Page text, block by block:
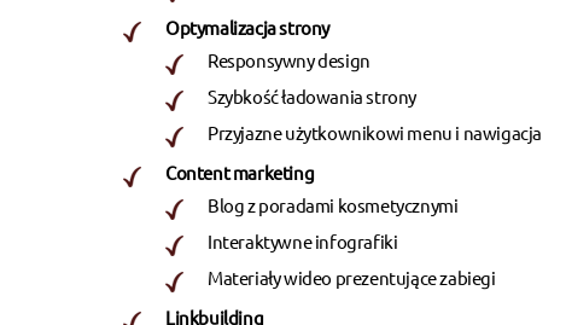
Optymalizacja strony
Responsywny design
Szybkość ładowania strony
Przyjazne użytkownikowi menu i nawigacja
Content marketing
Blog z poradami kosmetycznymi
Interaktywne infografiki
Materiały wideo prezentujące zabiegi
Linkbuilding